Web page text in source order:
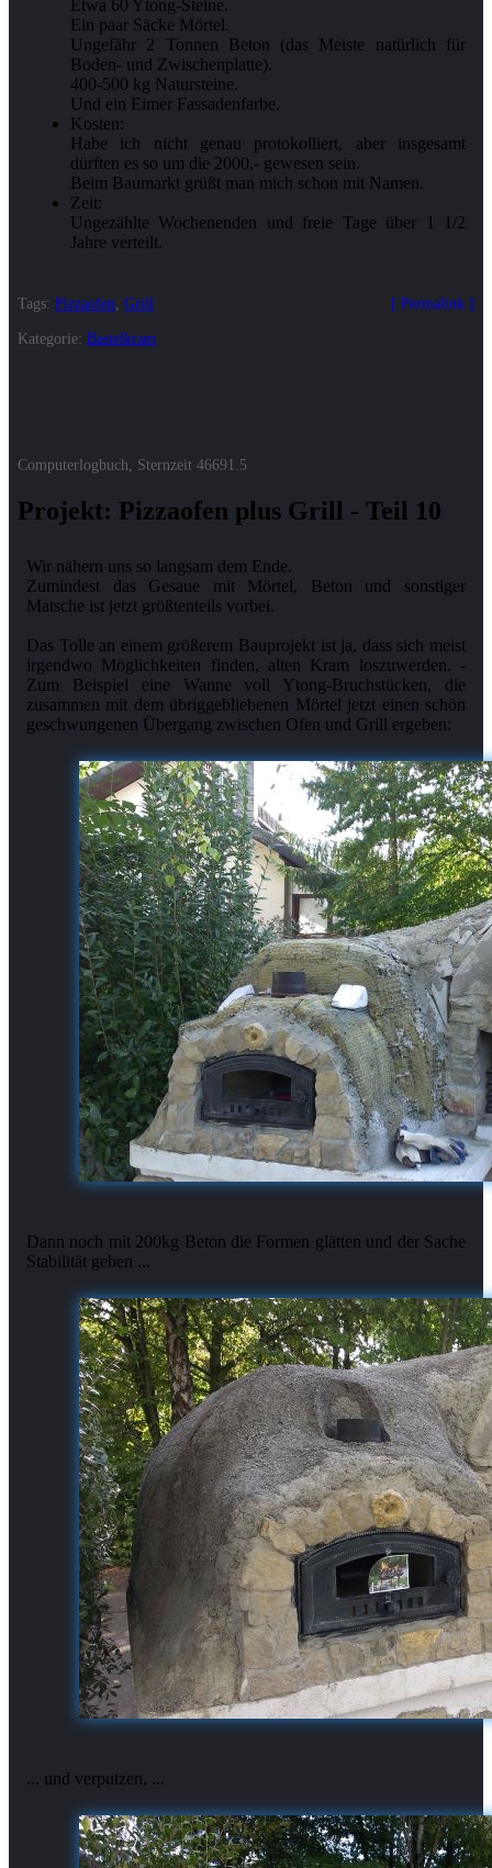
Etwa 60 Ytong-Steine.
Ein paar Säcke Mörtel.
Ungefähr 2 Tonnen Beton (das Meiste natürlich für
Boden- und Zwischenplatte).
400-500 kg Natursteine.
Und ein Eimer Fassadenfarbe.
Kosten:
Habe ich nicht genau protokolliert, aber insgesamt
dürften es so um die 2000,- gewesen sein.
Beim Baumarkt grüßt man mich schon mit Namen.
Zeit:
Ungezählte Wochenenden und freie Tage über 1 1/2
Jahre verteilt.
Permalink
Tags: Pizzaofen Grill
Kategorie: Bastelkram
Computerlogbuch, Sternzeit 46691.5
Projekt: Pizzaofen plus Grill - Teil 10
Wir nähern uns so langsam dem Ende.
Zumindest das Gesaue mit Mörtel, Beton und sonstiger
Matsche ist jetzt größtenteils vorbei.
Das Tolle an einem größerem Bauprojekt ist ja, dass sich meist
irgendwo Möglichkeiten finden, alten Kram loszuwerden. -
Zum Beispiel eine Wanne voll Ytong-Bruchstücken, die
zusammen mit dem übriggebliebenen Mörtel jetzt einen schön
Dann noch mit 200kg Beton die Formen glätten und der Sache